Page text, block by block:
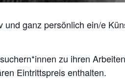
und ganz persönlich ein/e
zu ihren
Eintrittspreis enthalten.